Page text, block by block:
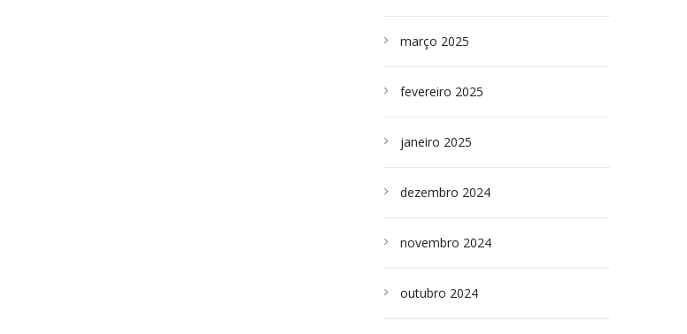
março 2025
fevereiro 2025
janeiro 2025
dezembro 2024
novembro 2024
outubro 2024